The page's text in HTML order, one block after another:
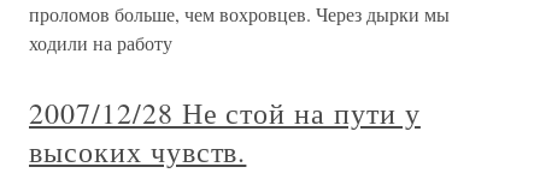
проломов больше, чем вохровцев. Через дырки мы
ходили на работу
2007/12/28 Не стой на пути у
высоких чувств.